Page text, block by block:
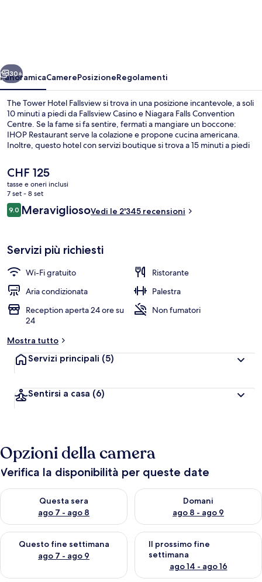
Avanti
30+
PanoramicaCamerePosizioneRegolamenti
The Tower Hotel Fallsview si trova in una posizione incantevole, a soli
10 minuti a piedi da Fallsview Casino e Niagara Falls Convention
Centre. Se la fame si fa sentire, fermati a mangiare un boccone:
IHOP Restaurant serve la colazione e propone cucina americana.
Inoltre, questo hotel con servizi boutique si trova a 15 minuti a piedi
Tower. Le recensioni dei viaggiatori lodano il personale gentile e la
posizione invidiabile.
Il
prezzo
attuale
è
CHF 125
CHF 125
tasse e oneri inclusi
7 set - 8 set
Recensioni
9.09.0 su 10
MeravigliosoVedi le 2'345 recensioni
Servizi più richiesti
Wi-Fi gratuito
Ristorante
Aria condizionata
Palestra
Reception aperta 24 ore su
24
Non fumatori
Mostra tutto
Servizi principali (5)
Sentirsi a casa (6)
Opzioni della camera
Verifica la disponibilità per queste date
Questa sera
ago 7 - ago 8
Verifica la disponibilità per questa sera, ago 7 - ago 8
Domani
ago 8 - ago 9
Verifica la disponibilità per
Questo fine settimana
ago 7 - ago 9
Verifica la disponibilità per questo fine settimana, ago 7 - ago
Il prossimo fine
settimana
ago 14 - ago 16
Verifica la disponibilità per il